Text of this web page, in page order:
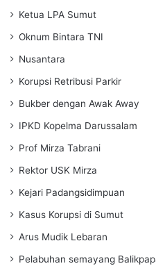
Ketua LPA Sumut
Oknum Bintara TNI
Nusantara
Korupsi Retribusi Parkir
Bukber dengan Awak Away
IPKD Kopelma Darussalam
Prof Mirza Tabrani
Rektor USK Mirza
Kejari Padangsidimpuan
Kasus Korupsi di Sumut
Arus Mudik Lebaran
Pelabuhan semayang